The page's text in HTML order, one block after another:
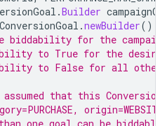
.Builder
.newBuilder().
biddability for the
to True for the
to False for all other
that this Conversion